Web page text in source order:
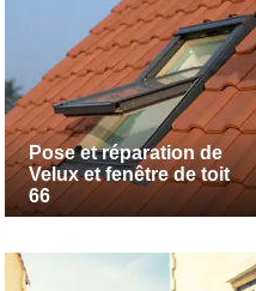
Pose et réparation de
Velux et fenêtre de toit
66